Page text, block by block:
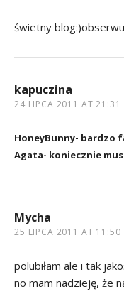
świetny
kapuczina
24 LIPCA 2011 AT 21:31
HoneyBunny- bardzo
Agata- koniecznie
Mycha
25 LIPCA 2011 AT 11:50
polubiłam ale i tak
no mam nadzieję, że